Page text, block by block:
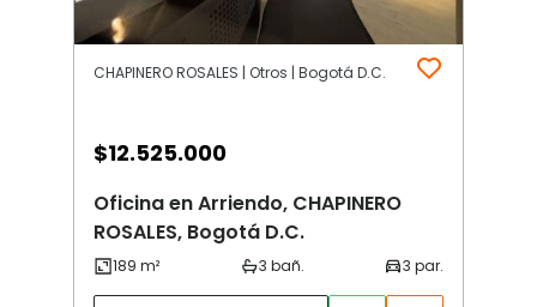
CHAPINERO ROSALES | Otros | Bogotá D.C.
$12.525.000
Oficina en Arriendo, CHAPINERO
ROSALES, Bogotá D.C.